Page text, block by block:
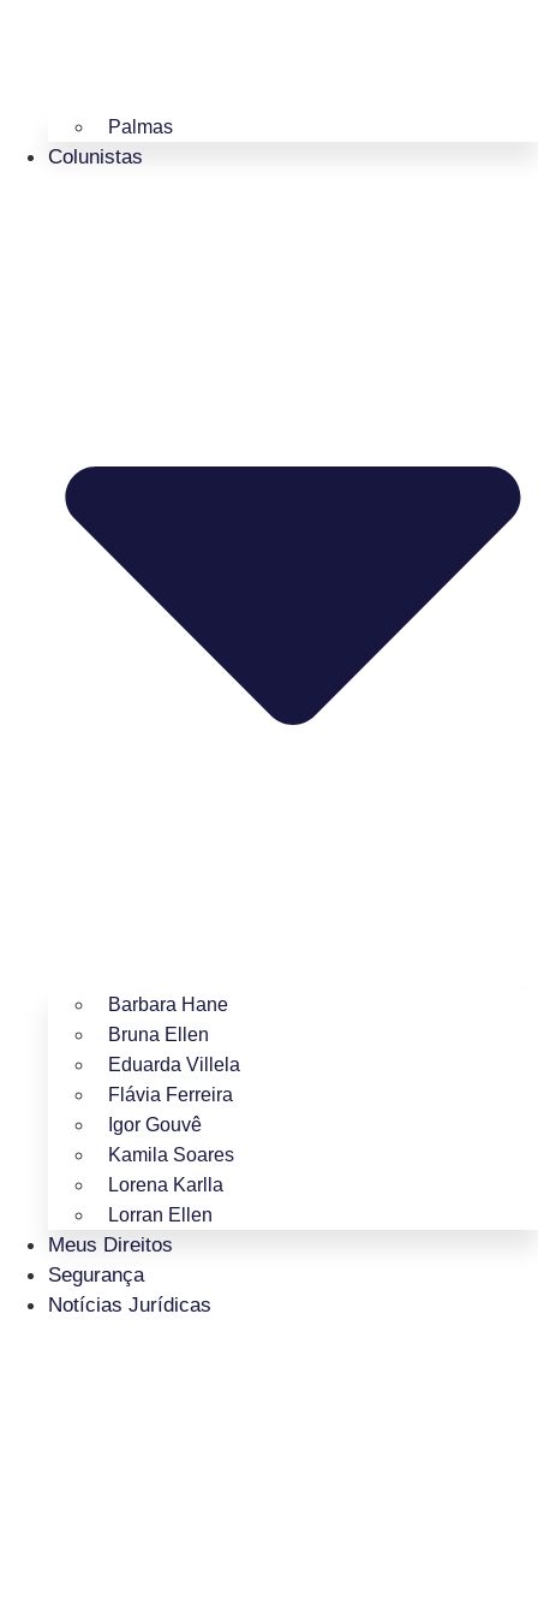
Palmas
Colunistas
Barbara Hane
Bruna Ellen
Eduarda Villela
Flávia Ferreira
Igor Gouvê
Kamila Soares
Lorena Karlla
Lorran Ellen
Meus Direitos
Segurança
Notícias Jurídicas